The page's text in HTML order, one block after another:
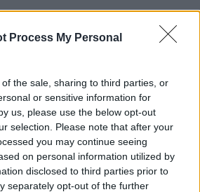
Process My Personal
the sale, sharing to third parties, or
or sensitive information for
us, please use the below opt-out
selection. Please note that after your
you may continue seeing
on personal information utilized by
disclosed to third parties prior to
separately opt-out of the further